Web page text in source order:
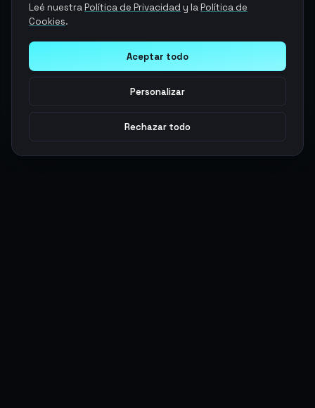
Leé nuestraPolítica de Privacidad y laPolítica de
Cookies.
Aceptar todo
Personalizar
Rechazar todo